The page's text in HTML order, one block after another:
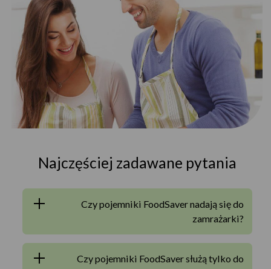
Najczęściej zadawane pytania
Czy pojemniki FoodSaver nadają się do
zamrażarki?
Czy pojemniki FoodSaver służą tylko do